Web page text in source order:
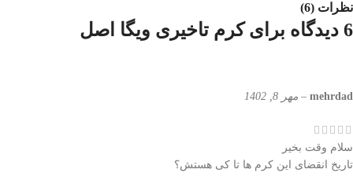
نظرات (6)
6 دیدگاه برای کرم تاخیری ویگا اصل
mehrdad
– مهر 8, 1402
سلام وقت بخیر
تاریخ انقضای این کرم ها تا کی هستش؟